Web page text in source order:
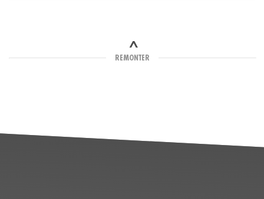
REMONTER